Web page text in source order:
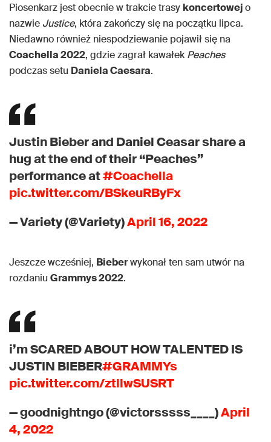
Piosenkarz jest obecnie w trakcie trasy koncertowejo
nazwie Justice, która zakończy się na początku lipca.
Niedawno również niespodziewanie pojawił się na
Coachella 2022, gdzie zagrał kawałekPeaches
podczas setu Daniela Caesara.
Justin Bieber and Daniel Ceasar share a
hug at the end of their “Peaches”
performance at#Coachella
pic.twitter.com/BSkeuRByFx
— Variety (@Variety)April 16, 2022
Jeszcze wcześniej, Bieberwykonał ten sam utwór na
rozdaniu Grammys 2022.
i’m SCARED ABOUT HOW TALENTED IS
JUSTIN BIEBER#GRAMMYs
pic.twitter.com/ztllwSUSRT
— goodnightngo (@victorsssss____)April
4, 2022